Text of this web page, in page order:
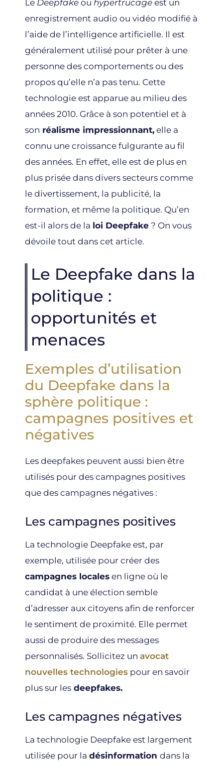
Le Deepfake ou hypertrucage est un
enregistrement audio ou vidéo modifié à
l’aide de l’intelligence artificielle. Il est
généralement utilisé pour prêter à une
personne des comportements ou des
propos qu’elle n’a pas tenu. Cette
technologie est apparue au milieu des
années 2010. Grâce à son potentiel et à
son réalisme impressionnant, elle a
connu une croissance fulgurante au fil
des années. En effet, elle est de plus en
plus prisée dans divers secteurs comme
le divertissement, la publicité, la
formation, et même la politique. Qu’en
est-il alors de la loi Deepfake ? On vous
dévoile tout dans cet article.
Le Deepfake dans la
politique :
opportunités et
menaces
Exemples d’utilisation
du Deepfake dans la
sphère politique :
campagnes positives et
négatives
Les deepfakes peuvent aussi bien être
utilisés pour des campagnes positives
que des campagnes négatives :
Les campagnes positives
La technologie Deepfake est, par
exemple, utilisée pour créer des
campagnes locales en ligne où le
candidat à une élection semble
d’adresser aux citoyens afin de renforcer
le sentiment de proximité. Elle permet
aussi de produire des messages
personnalisés. Sollicitez un avocat
nouvelles technologies pour en savoir
plus sur les deepfakes.
Les campagnes négatives
La technologie Deepfake est largement
utilisée pour la désinformation dans la